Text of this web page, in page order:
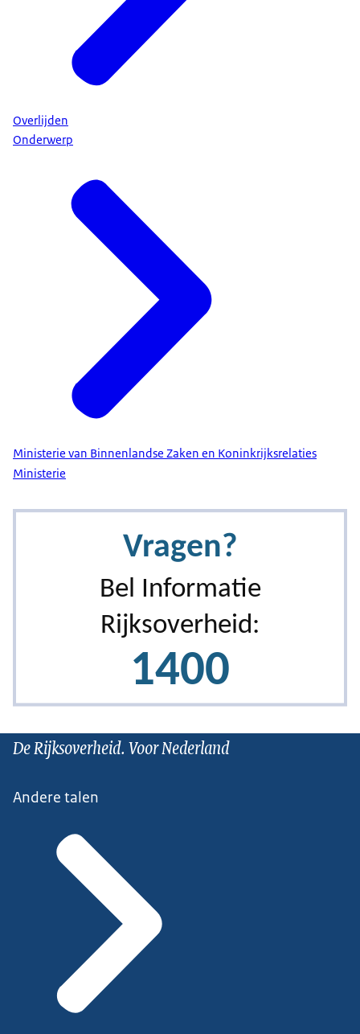
Overlijden
Onderwerp
Ministerie van Binnenlandse Zaken en Koninkrijksrelaties
Ministerie
De Rijksoverheid. Voor Nederland
Andere talen